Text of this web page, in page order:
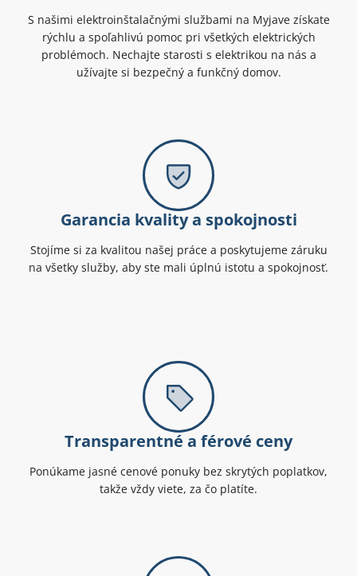
S našimi elektroinštalačnými službami na Myjave získate
rýchlu a spoľahlivú pomoc pri všetkých elektrických
problémoch. Nechajte starosti s elektrikou na nás a
užívajte si bezpečný a funkčný domov.
Garancia kvality a spokojnosti
Stojíme si za kvalitou našej práce a poskytujeme záruku
na všetky služby, aby ste mali úplnú istotu a spokojnosť.
Transparentné a férové ceny
Ponúkame jasné cenové ponuky bez skrytých poplatkov,
takže vždy viete, za čo platíte.